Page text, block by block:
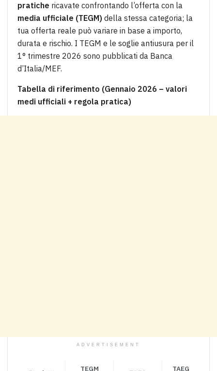
pratiche ricavate confrontando l’offerta con la
media ufficiale (TEGM) della stessa categoria; la
tua offerta reale può variare in base a importo,
durata e rischio. I TEGM e le soglie antiusura per il
1° trimestre 2026 sono pubblicati da Banca
d’Italia/MEF.
Tabella di riferimento (Gennaio 2026 – valori
medi ufficiali + regola pratica)
ADVERTISEMENT
TEGM
TAEG